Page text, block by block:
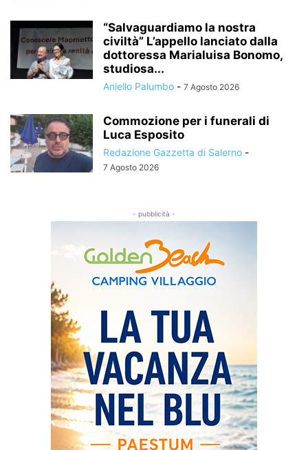
“Salvaguardiamo la nostra
civiltà” L’appello lanciato dalla
dottoressa Marialuisa Bonomo,
studiosa...
Aniello Palumbo - 7 Agosto 2026
Commozione per i funerali di
Luca Esposito
Redazione Gazzetta di Salerno -
7 Agosto 2026
- pubblicità -